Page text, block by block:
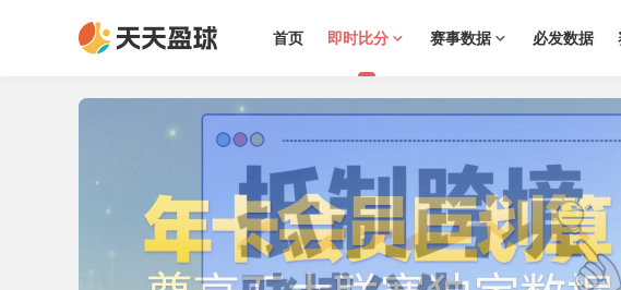
首页 即时比分 赛事数据 必发数据